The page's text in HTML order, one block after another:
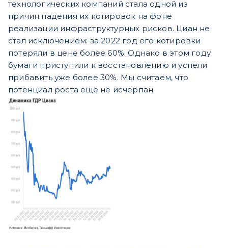
технологических компаний стала одной из
причин падения их котировок на фоне
реализации инфраструктурных рисков. Циан не
стал исключением: за 2022 год его котировки
потеряли в цене более 60%. Однако в этом году
бумаги приступили к восстановлению и успели
прибавить уже более 30%. Мы считаем, что
потенциал роста еще не исчерпан.